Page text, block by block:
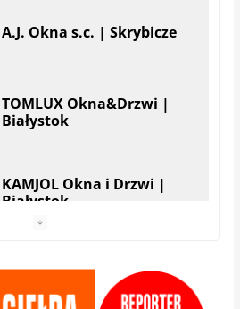
TOMLUX Okna&Drzwi |
Białystok
KAMJOL Okna i Drzwi |
Białystok
HERA Drzwi&Okna |
Białystok
StolMarik – okna i drzwi |